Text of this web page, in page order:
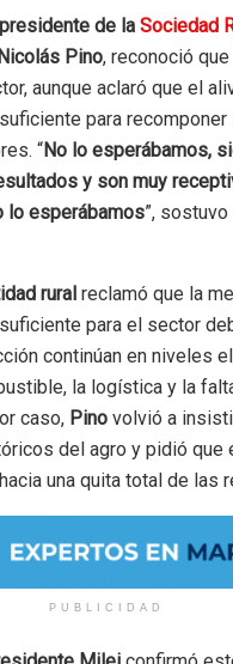
presidente de la Sociedad
Nicolás Pino, reconoció
aunque aclaró que el
para recomponer
“No lo esperábamos,
y son muy
lo esperábamos”, sostuvo
rural reclamó que la
para el sector
continúan en niveles
la logística y la
caso, Pino volvió a
del agro y pidió que
una quita total de las
PUBLICIDAD